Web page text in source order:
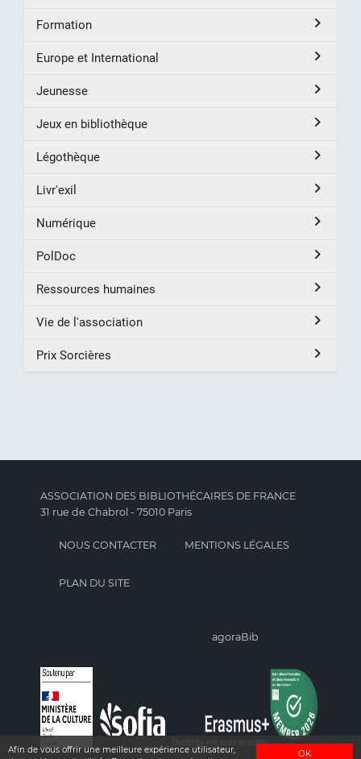
OK
Afin de vous offrir une meilleure expérience utilisateur,
Formation
Europe et International
Jeunesse
Jeux en bibliothèque
Légothèque
Livr'exil
Numérique
PolDoc
Ressources humaines
Vie de l'association
Prix Sorcières
ASSOCIATION DES BIBLIOTHÉCAIRES DE FRANCE
31 rue de Chabrol - 75010 Paris
NOUS CONTACTER MENTIONS LÉGALES
PLAN DU SITE
agoraBib